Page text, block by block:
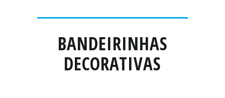
BANDEIRINHAS
DECORATIVAS